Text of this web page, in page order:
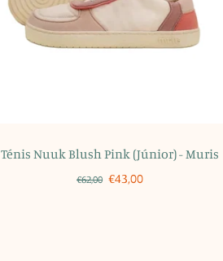
Ténis Nuuk Blush Pink (Júnior) - Muris
€62,00 €43,00